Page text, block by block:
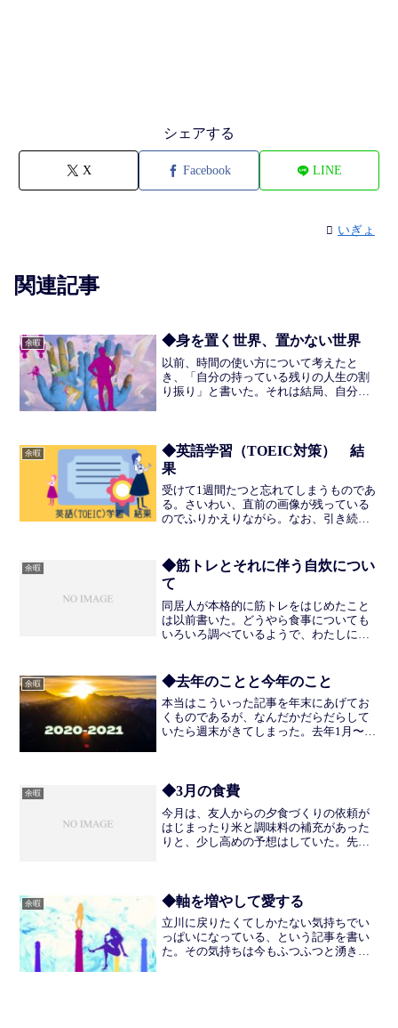
シェアする
X Facebook LINE
いぎょ
関連記事
余暇 ◆身を置く世界、置かない世界
以前、時間の使い方について考えたと
き、「自分の持っている残りの人生の割
り振り」と書いた。それは結局、自分の
は、すでにそれをやっている人...
余暇
◆英語学習（TOEIC対策） 結
果
受けて1週間たつと忘れてしまうものであ
る。さいわい、直前の画像が残っている
のでふりかえりながら。なお、引き続き
Part.3,4をやる。前回紹介した「鬼の...
余暇
◆筋トレとそれに伴う自炊につい
て
同居人が本格的に筋トレをはじめたこと
は以前書いた。どうやら食事についても
いろいろ調べているようで、わたしにそ
ような献立づくりをしていきたいと思
う。なにせわたしも筋トレを...
余暇 ◆去年のことと今年のこと
本当はこういった記事を年末にあげてお
くものであるが、なんだかだらだらして
いたら週末がきてしまった。去年1月〜3
の引き継ぎを行なってい...
余暇 ◆3月の食費
今月は、友人からの夕食づくりの依頼が
はじまったり米と調味料の補充があった
りと、少し高めの予想はしていた。先月
なという感じだ。たしかに...
余暇 ◆軸を増やして愛する
立川に戻りたくてしかたない気持ちでい
っぱいになっている、という記事を書い
た。その気持ちは今もふつふつと湧き上